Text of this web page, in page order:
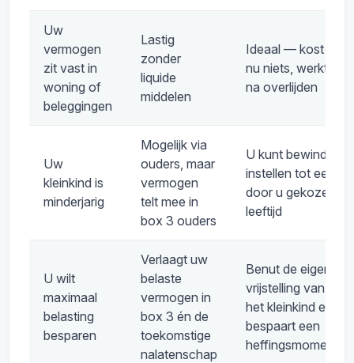
Uw
vermogen
zit vast in
woning of
beleggingen
Lastig
zonder
liquide
middelen
Ideaal — kost u
nu niets, werkt
na overlijden
Uw
kleinkind is
minderjarig
Mogelijk via
ouders, maar
vermogen
telt mee in
box 3 ouders
U kunt bewind
instellen tot een
door u gekozen
leeftijd
U wilt
maximaal
belasting
besparen
Verlaagt uw
belaste
vermogen in
box 3 én de
toekomstige
nalatenschap
Benut de eigen
vrijstelling van
het kleinkind en
bespaart een
heffingsmoment